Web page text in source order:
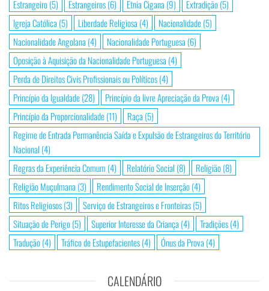
Estrangeiro(5) Estrangeiros(6) Etnia Cigana (9) Extradição(5)
Igreja Católica (5) Liberdade Religiosa (4) Nacionalidade(5)
Nacionalidade Angolana (4) Nacionalidade Portuguesa (6)
Oposição à Aquisição da Nacionalidade Portuguesa (4)
Perda de Direitos Civis Profissionais ou Políticos(4)
Princípio da Igualdade(28) Princípio da livre Apreciação da Prova (4)
Princípio da Proporcionalidade(11) Raça (5)
Regime de Entrada Permanência Saída e Expulsão de Estrangeiros do Território
Nacional (4)
Regras da Experiência Comum (4) Relatório Social (8) Religião(8)
Religião Muçulmana (3) Rendimento Social de Inserção(4)
Ritos Religiosos(3) Serviço de Estrangeiros e Fronteiras(5)
Situação de Perigo(5) Superior Interesse da Criança (4) Tradições(4)
Tradução(4) Tráfico de Estupefacientes(4) Ónus da Prova (4)
CALENDÁRIO